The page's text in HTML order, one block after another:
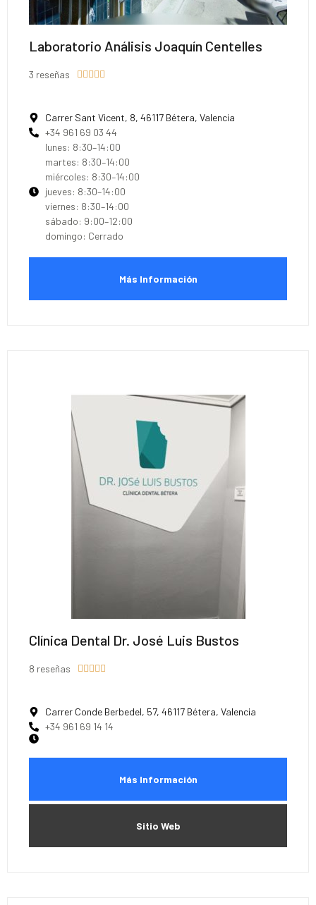
Laboratorio Análisis Joaquín Centelles
3 reseñas     
Carrer Sant Vicent, 8, 46117 Bétera, Valencia
+34 961 69 03 44
lunes: 8:30–14:00
martes: 8:30–14:00
miércoles: 8:30–14:00
jueves: 8:30–14:00
viernes: 8:30–14:00
sábado: 9:00–12:00
domingo: Cerrado
Más Información
Clínica Dental Dr. José Luis Bustos
8 reseñas     
Carrer Conde Berbedel, 57, 46117 Bétera, Valencia
+34 961 69 14 14
Más Información
Sitio Web